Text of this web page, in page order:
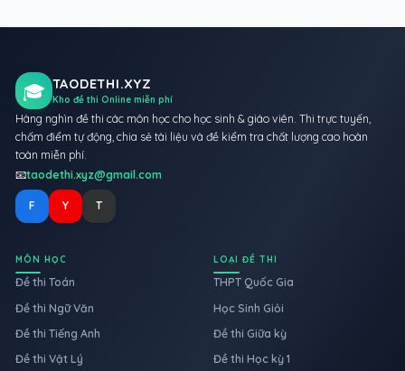
🎓 TAODETHI.XYZ
Kho đề thi Online miễn phí
Hàng nghìn đề thi các môn học cho học sinh & giáo viên. Thi trực tuyến,
chấm điểm tự động, chia sẻ tài liệu và đề kiểm tra chất lượng cao hoàn
toàn miễn phí.
📧taodethi.xyz@gmail.com
F Y T
MÔN HỌC
Đề thi Toán
Đề thi Ngữ Văn
Đề thi Tiếng Anh
Đề thi Vật Lý
LOẠI ĐỀ THI
THPT Quốc Gia
Học Sinh Giỏi
Đề thi Giữa kỳ
Đề thi Học kỳ 1